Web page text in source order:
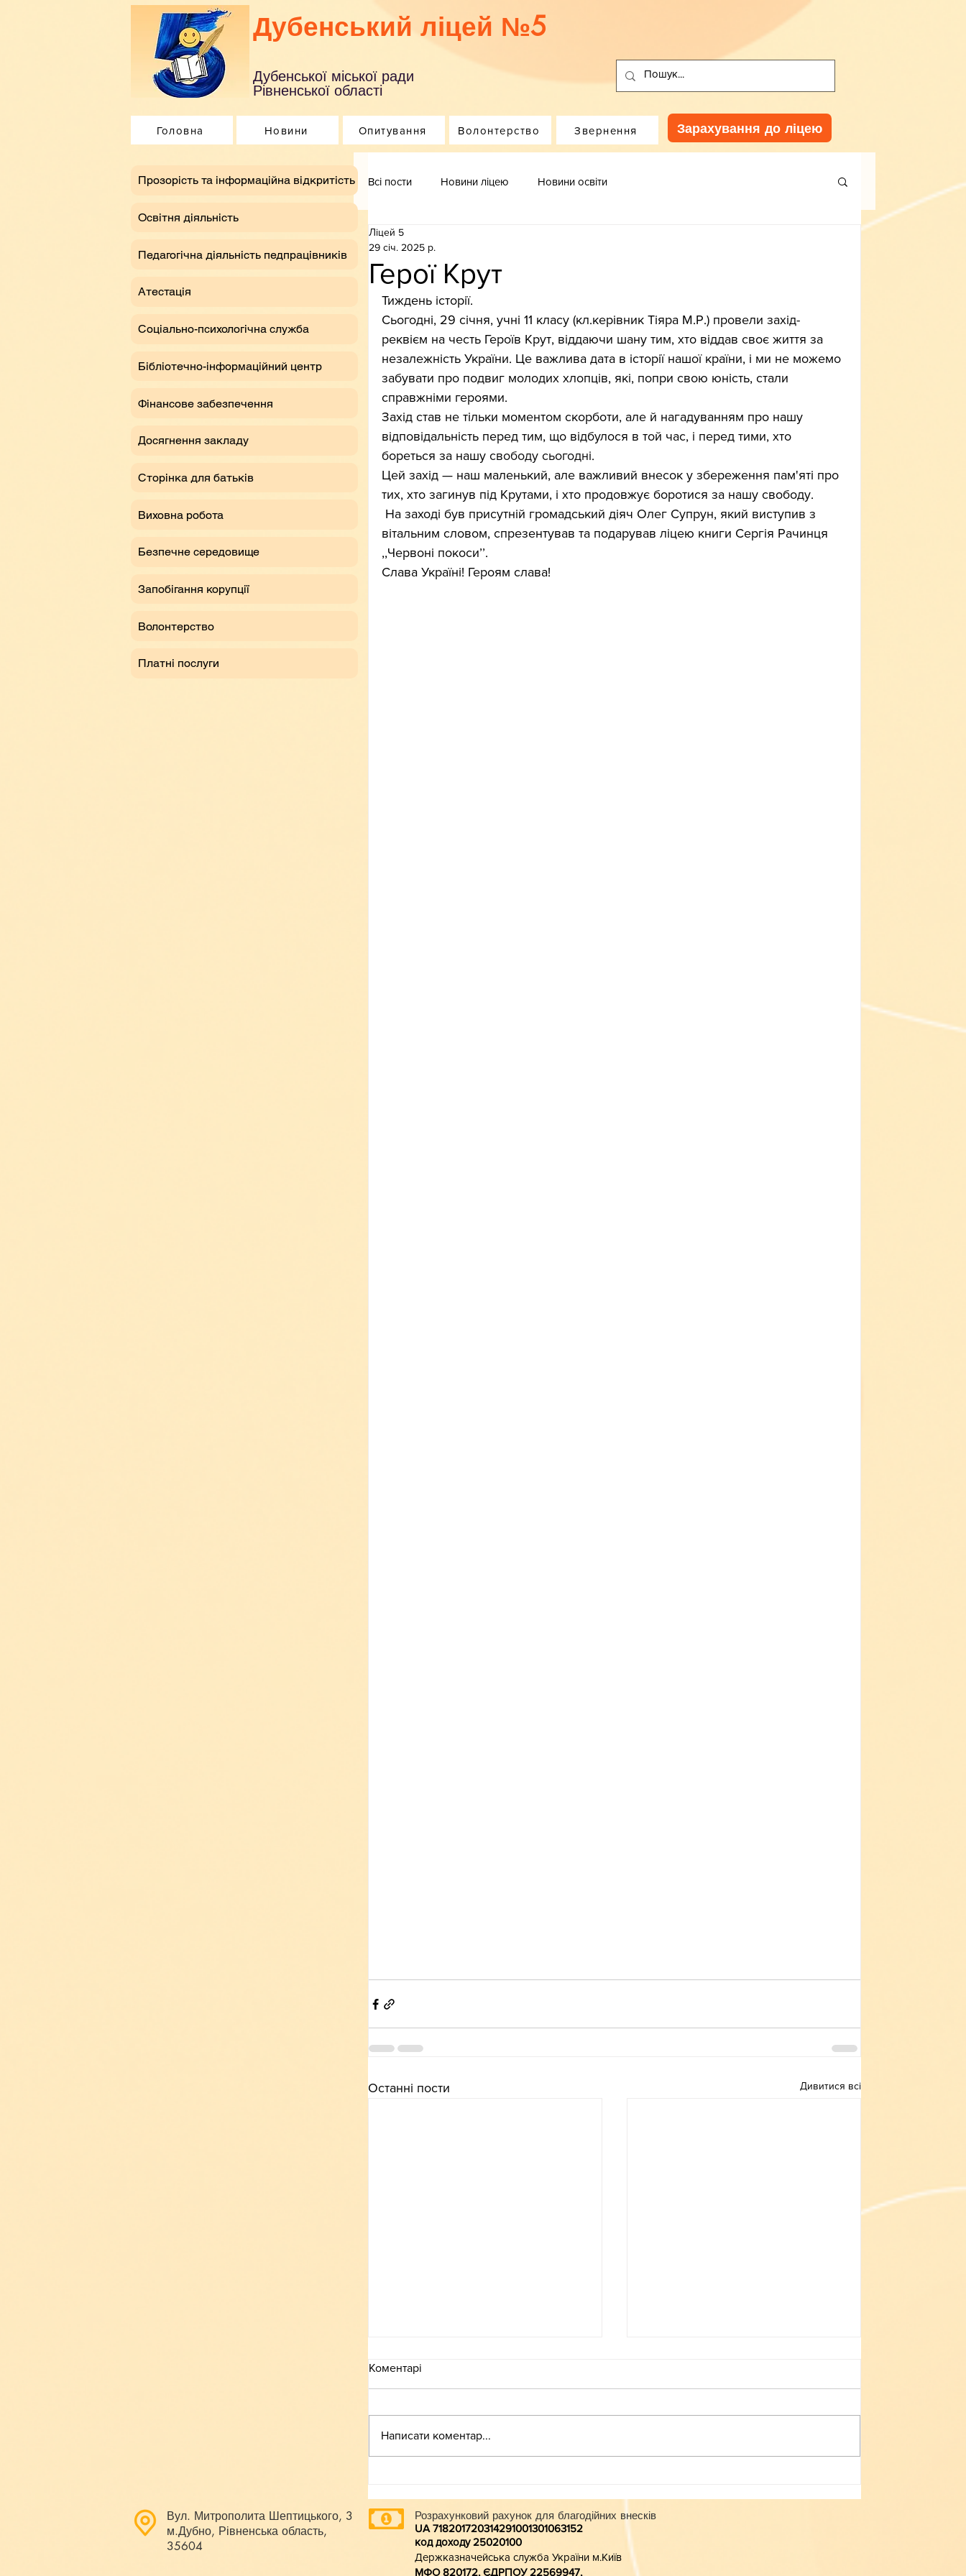
Дубенський ліцей №5
Дубенської міської ради
Рівненської області
Головна Новини Опитування Волонтерство Звернення Зарахування до ліцею
Всі пости Новини ліцею Новини освіти
Герої Крут
Ліцей 5
29 січ. 2025 р.
Тиждень історії.
Сьогодні, 29 січня, учні 11 класу (кл.керівник Тіяра М.Р.) провели захід-
реквієм на честь Героїв Крут, віддаючи шану тим, хто віддав своє життя за
незалежність України. Це важлива дата в історії нашої країни, і ми не можемо
забувати про подвиг молодих хлопців, які, попри свою юність, стали
справжніми героями.
Захід став не тільки моментом скорботи, але й нагадуванням про нашу
відповідальність перед тим, що відбулося в той час, і перед тими, хто
бореться за нашу свободу сьогодні.
Цей захід — наш маленький, але важливий внесок у збереження пам'яті про
тих, хто загинув під Крутами, і хто продовжує боротися за нашу свободу.
На заході був присутній громадський діяч Олег Супрун, який виступив з
вітальним словом, спрезентував та подарував ліцею книги Сергія Рачинця
,,Червоні покосиʼʼ.
Слава Україні! Героям слава!
Останні пости Дивитися всі
Небезпека зачепінгу
Коментарі
Написати коментар...
​Прозорість та інформаційна відкритість
Освітня діяльність
Педагогічна діяльність педпрацівників
Атестація
Соціально-психологічна служба
Бібліотечно-інформаційний центр
Фінансове забезпечення
Досягнення закладу
Сторінка для батьків
Виховна робота
Безпечне середовище
Запобігання корупції
Волонтерство
Платні послуги
Вул. Митрополита Шептицького, 3
м.Дубно, Рівненська область,
35604
Розрахунковий рахунок для благодійних внесків
UA 718201720314291001301063152
код доходу 25020100
Держказначейська служба України м.Київ
МФО 820172, ЄДРПОУ 22569947,